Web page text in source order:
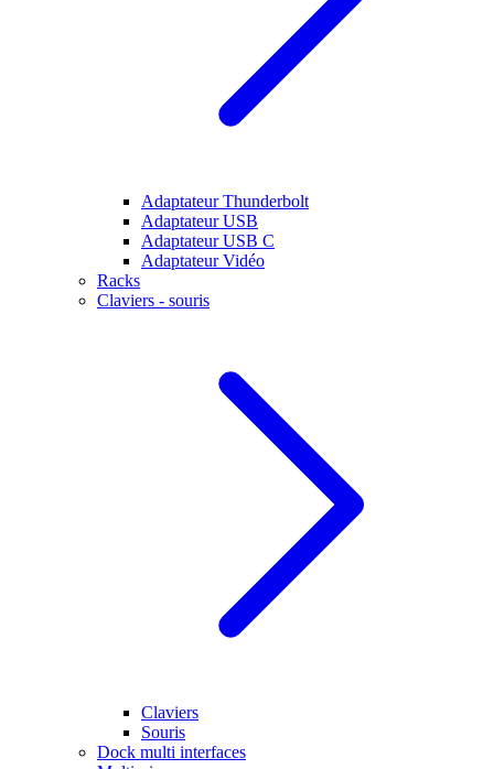
Adaptateur Thunderbolt
Adaptateur USB
Adaptateur USB C
Adaptateur Vidéo
Racks
Claviers - souris
Claviers
Souris
Dock multi interfaces